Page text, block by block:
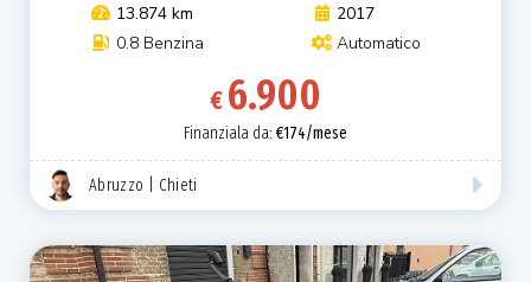
13.874 km
2017
0.8 Benzina
Automatico
€6.900
Finanziala da: €174/mese
Abruzzo | Chieti